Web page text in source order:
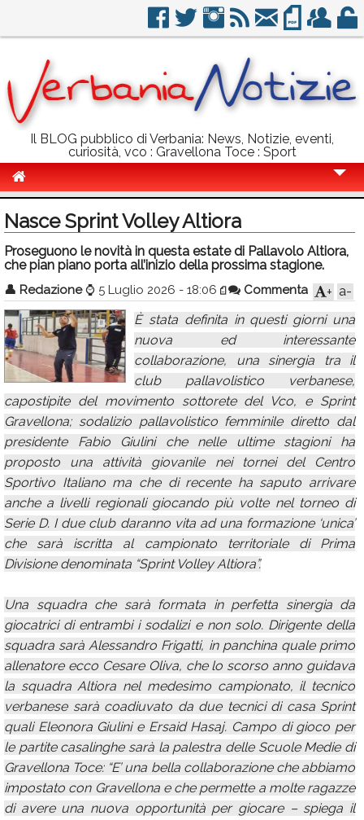
Il BLOG pubblico di Verbania: News, Notizie, eventi,
curiosità, vco : Gravellona Toce : Sport
Politica
Sport
Eventi
Info Utili
Rubriche
Calendario
Annunci
Nasce Sprint Volley Altiora
Proseguono le novità in questa estate di Pallavolo Altiora,
che pian piano porta all’inizio della prossima stagione.
👤 Redazione ⌚ 5 Luglio 2026 - 18:06 Commenta a-
+
È stata definita in questi giorni una
nuova ed interessante
collaborazione, una sinergia tra il
club pallavolistico verbanese,
capostipite del movimento sottorete del Vco, e Sprint
Gravellona; sodalizio pallavolistico femminile diretto dal
presidente Fabio Giulini che nelle ultime stagioni ha
proposto una attività giovanile nei tornei del Centro
Sportivo Italiano ma che di recente ha saputo arrivare
anche a livelli regionali giocando più volte nel torneo di
Serie D. I due club daranno vita ad una formazione ‘unica’
che sarà iscritta al campionato territoriale di Prima
Divisione denominata “Sprint Volley Altiora”.
Una squadra che sarà formata in perfetta sinergia da
giocatrici di entrambi i sodalizi e non solo. Dirigente della
squadra sarà Alessandro Frigatti, in panchina quale primo
allenatore ecco Cesare Oliva, che lo scorso anno guidava
la squadra Altiora nel medesimo campionato, il tecnico
verbanese sarà coadiuvato da due tecnici di casa Sprint
quali Eleonora Giulini e Ersaid Hasaj. Campo di gioco per
le partite casalinghe sarà la palestra delle Scuole Medie di
Gravellona Toce: “E’ una bella collaborazione che abbiamo
impostato con Gravellona e che permette a molte ragazze
di avere una nuova opportunità per giocare – spiega il